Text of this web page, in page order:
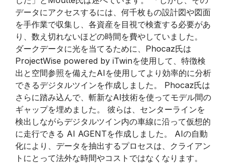
データにアクセスするには、何千枚もの設計図や図面
を手作業で収集し、各資産を目視で検査する必要があ
り、数え切れないほどの時間を費やしていました。
ダークデータに光を当てるために、Phocaz氏は
ProjectWise powered by iTwinを使用して、特徴検
出と空間参照を備えたAIを使用してより効率的に分析
できるデジタルツインを作成しました。 Phocaz氏は
さらに踏み込んで、斬新なAI技術を使ってモデル間の
ギャップを埋めました。 彼らは、センターラインを
検出しながらデジタルツイン内の車線に沿って仮想的
に走行できる AI AGENTを作成しました。 AIの自動
化により、データを抽出するプロセスは、クライアン
トにとって法外な時間やコストではなくなります。